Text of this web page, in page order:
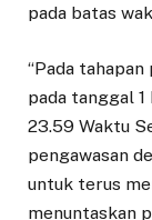
pada batas
“Pada
pada tanggal
23.59 Waktu
pengawasan
untuk terus
menuntaskan